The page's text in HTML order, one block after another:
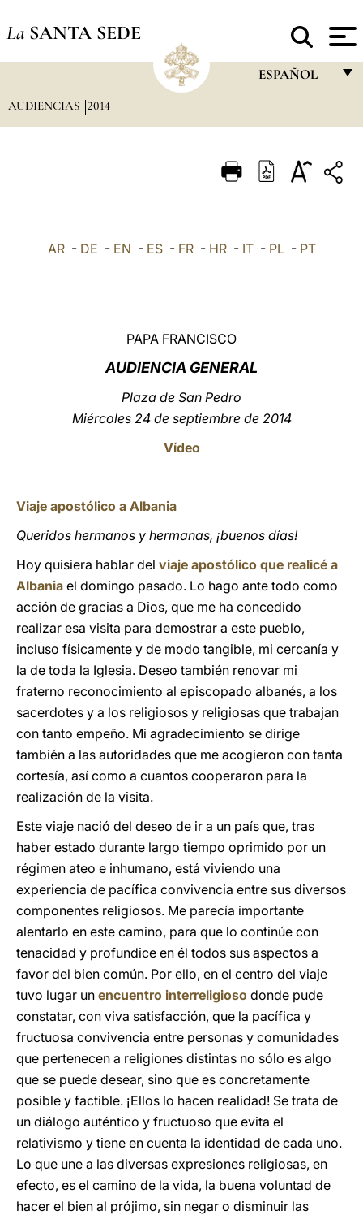
La SANTA SEDE
ESPAÑOL
ITALIANO
AUDIENCIAS 2014
AR- DE - EN - ES- FR- HR- IT- PL- PT
PAPA FRANCISCO
AUDIENCIA GENERAL
Plaza de San Pedro
Miércoles 24 de septiembre de 2014
Vídeo
Viaje apostólico a Albania
Queridos hermanos y hermanas, ¡buenos días!
Hoy quisiera hablar del viaje apostólico que realicé a
Albania el domingo pasado. Lo hago ante todo como
acción de gracias a Dios, que me ha concedido
realizar esa visita para demostrar a este pueblo,
incluso físicamente y de modo tangible, mi cercanía y
la de toda la Iglesia. Deseo también renovar mi
fraterno reconocimiento al episcopado albanés, a los
sacerdotes y a los religiosos y religiosas que trabajan
con tanto empeño. Mi agradecimiento se dirige
también a las autoridades que me acogieron con tanta
cortesía, así como a cuantos cooperaron para la
realización de la visita.
Este viaje nació del deseo de ir a un país que, tras
haber estado durante largo tiempo oprimido por un
régimen ateo e inhumano, está viviendo una
experiencia de pacífica convivencia entre sus diversos
componentes religiosos. Me parecía importante
alentarlo en este camino, para que lo continúe con
tenacidad y profundice en él todos sus aspectos a
favor del bien común. Por ello, en el centro del viaje
tuvo lugar un encuentro interreligioso donde pude
constatar, con viva satisfacción, que la pacífica y
fructuosa convivencia entre personas y comunidades
que pertenecen a religiones distintas no sólo es algo
que se puede desear, sino que es concretamente
posible y factible. ¡Ellos lo hacen realidad! Se trata de
un diálogo auténtico y fructuoso que evita el
relativismo y tiene en cuenta la identidad de cada uno.
Lo que une a las diversas expresiones religiosas, en
efecto, es el camino de la vida, la buena voluntad de
hacer el bien al prójimo, sin negar o disminuir las